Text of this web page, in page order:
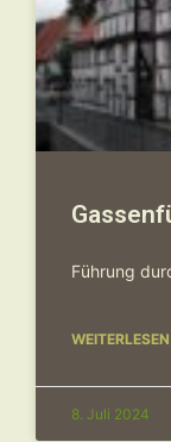
Führung
8. Juli 2024